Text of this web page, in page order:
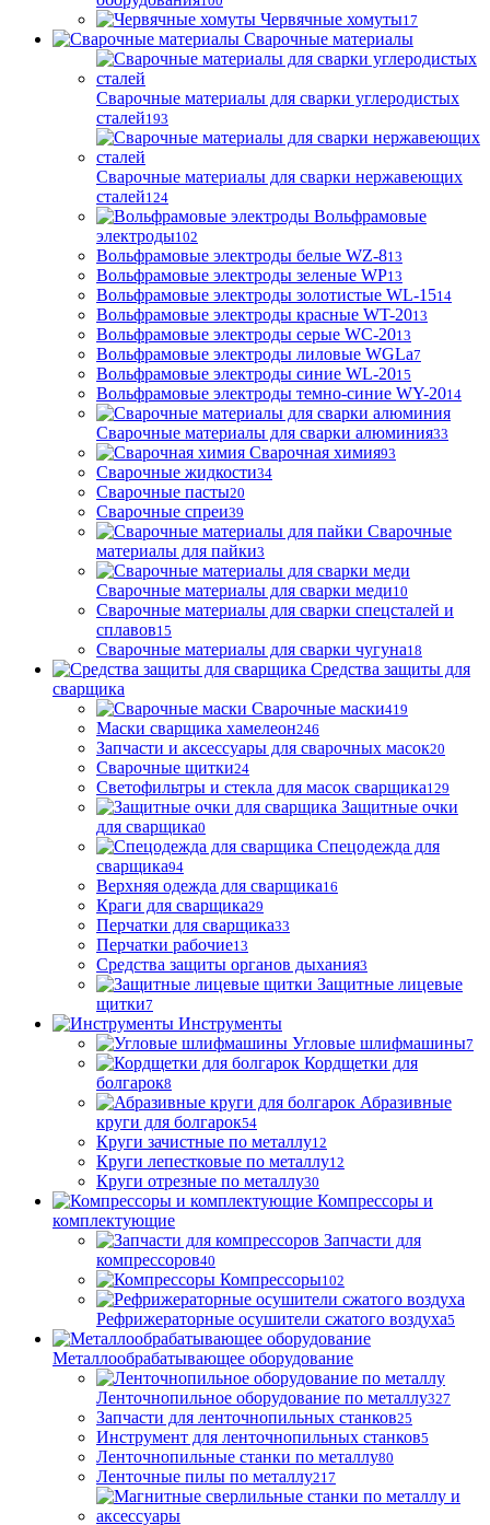
Червячные хомуты17
Сварочные материалы
Сварочные материалы для сварки углеродистых
сталей193
Сварочные материалы для сварки нержавеющих
сталей124
Вольфрамовые
электроды102
Вольфрамовые электроды белые WZ-813
Вольфрамовые электроды зеленые WP13
Вольфрамовые электроды золотистые WL-1514
Вольфрамовые электроды красные WT-2013
Вольфрамовые электроды серые WC-2013
Вольфрамовые электроды лиловые WGLa7
Вольфрамовые электроды синие WL-2015
Вольфрамовые электроды темно-синие WY-2014
Сварочные материалы для сварки алюминия33
Сварочная химия93
Сварочные жидкости34
Сварочные пасты20
Сварочные спреи39
Сварочные
материалы для пайки3
Сварочные материалы для сварки меди10
Сварочные материалы для сварки спецсталей и
сплавов15
Сварочные материалы для сварки чугуна18
Средства защиты для
сварщика
Сварочные маски419
Маски сварщика хамелеон246
Запчасти и аксессуары для сварочных масок20
Сварочные щитки24
Светофильтры и стекла для масок сварщика129
Защитные очки
для сварщика0
Спецодежда для
сварщика94
Верхняя одежда для сварщика16
Краги для сварщика29
Перчатки для сварщика33
Перчатки рабочие13
Средства защиты органов дыхания3
Защитные лицевые
щитки7
Инструменты
Угловые шлифмашины7
Кордщетки для
болгарок8
Абразивные
круги для болгарок54
Круги зачистные по металлу12
Круги лепестковые по металлу12
Круги отрезные по металлу30
Компрессоры и
комплектующие
Запчасти для
компрессоров40
Компрессоры102
Рефрижераторные осушители сжатого воздуха5
Металлообрабатывающее оборудование
Ленточнопильное оборудование по металлу327
Запчасти для ленточнопильных станков25
Инструмент для ленточнопильных станков5
Ленточнопильные станки по металлу80
Ленточные пилы по металлу217